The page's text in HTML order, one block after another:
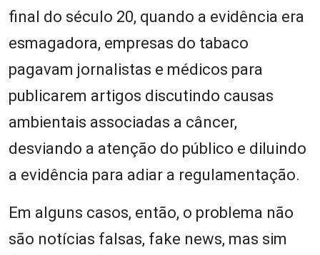
final do século 20, quando a evidência era
esmagadora, empresas do tabaco
pagavam jornalistas e médicos para
publicarem artigos discutindo causas
ambientais associadas a câncer,
desviando a atenção do público e diluindo
a evidência para adiar a regulamentação.
Em alguns casos, então, o problema não
são notícias falsas, fake news, mas sim